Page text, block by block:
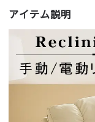
アイテム説明